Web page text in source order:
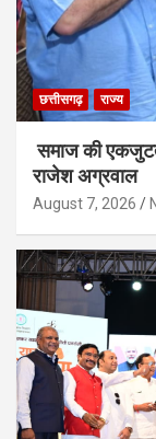
छत्तीसगढ़ राज्य
समाज की
राजेश अग्रवाल
August 7, 2026